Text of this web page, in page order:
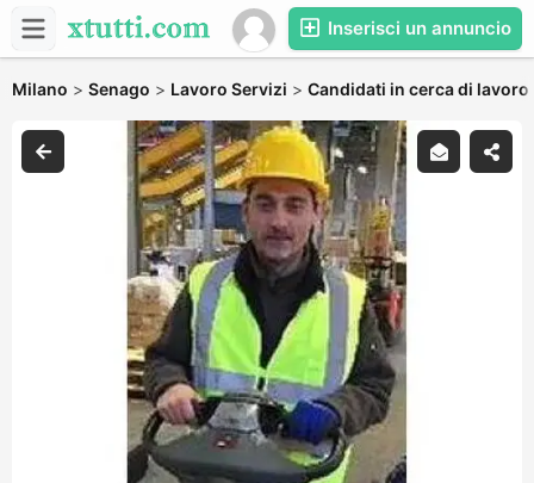
Inserisci un annuncio
Milano > Senago > Lavoro Servizi > Candidati in cerca di lavoro